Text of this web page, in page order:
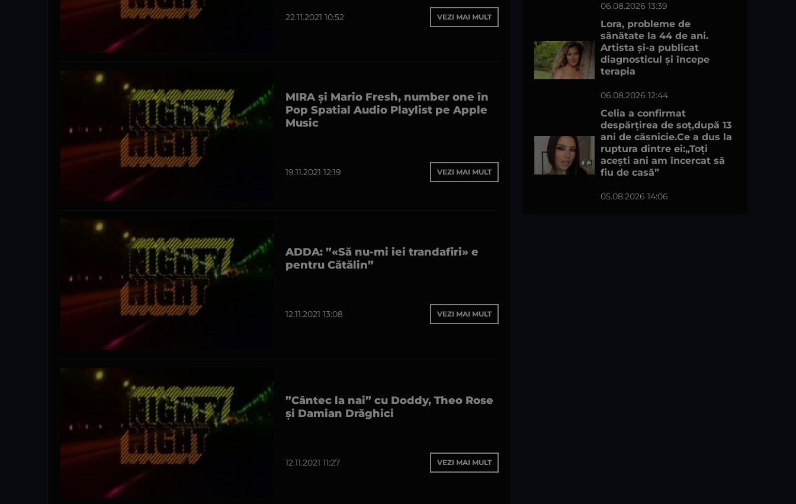
22.11.2021 10:52 VEZI MAI MULT
MIRA și Mario Fresh, number one în
Pop Spatial Audio Playlist pe Apple
Music
19.11.2021 12:19 VEZI MAI MULT
ADDA: ”«Să nu-mi iei trandafiri» e
pentru Cătălin”
12.11.2021 13:08 VEZI MAI MULT
”Cântec la nai” cu Doddy, Theo Rose
și Damian Drăghici
12.11.2021 11:27 VEZI MAI MULT
06.08.2026 13:39
Lora, probleme de
sănătate la 44 de ani.
Artista și-a publicat
diagnosticul și începe
terapia
06.08.2026 12:44
Celia a confirmat
despărțirea de soț,după 13
ani de căsnicie.Ce a dus la
ruptura dintre ei:„Toți
acești ani am încercat să
fiu de casă”
05.08.2026 14:06